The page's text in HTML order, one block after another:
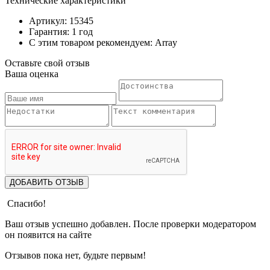
Артикул: 15345
Гарантия: 1 год
С этим товаром рекомендуем: Array
Оставьте свой отзыв
Ваша оценка
ДОБАВИТЬ ОТЗЫВ
Спасибо!
Ваш отзыв успешно добавлен. После проверки модератором
он появится на сайте
Отзывов пока нет, будьте первым!